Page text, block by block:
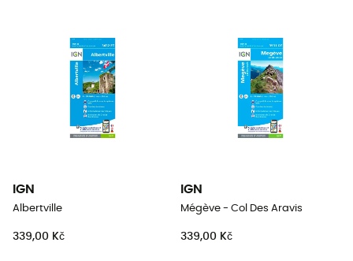
IGN
Albertville
339,00 Kč
IGN
Mégève - Col Des Aravis
339,00 Kč